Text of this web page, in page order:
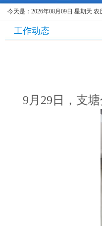
今天是：2026年08月09日 星期天
工作动态
9月29日，支